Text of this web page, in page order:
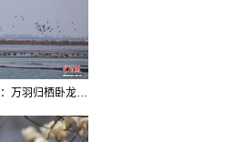
辽宁沈阳：万羽归栖卧龙湖看群鸟齐飞